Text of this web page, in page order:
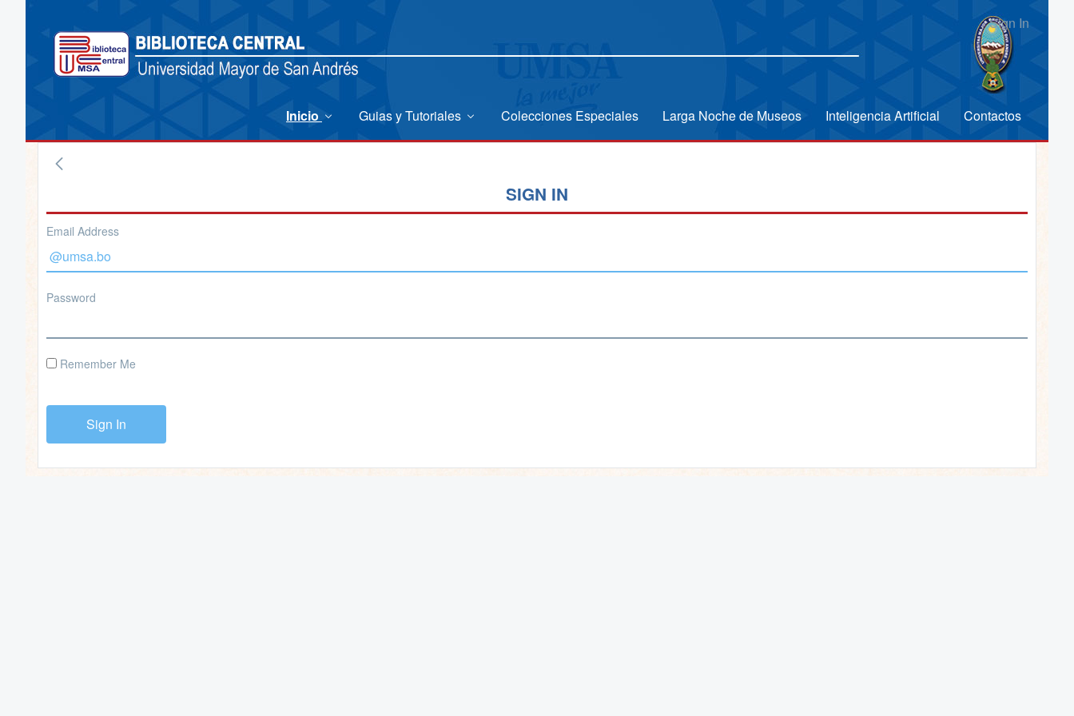
Sign In
Inicio Guias y Tutoriales Colecciones Especiales Larga Noche de Museos Inteligencia Artificial Contactos
SIGN IN
Email Address
Password
Remember Me
Sign In